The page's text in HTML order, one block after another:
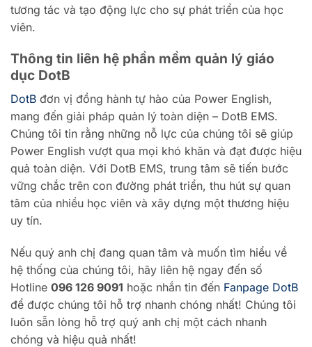
tương tác và tạo động lực cho sự phát triển của học
viên.
Thông tin liên hệ phần mềm quản lý giáo
dục DotB
DotB đơn vị đồng hành tự hào của Power English,
mang đến giải pháp quản lý toàn diện – DotB EMS.
Chúng tôi tin rằng những nỗ lực của chúng tôi sẽ giúp
Power English vượt qua mọi khó khăn và đạt được hiệu
quả toàn diện. Với DotB EMS, trung tâm sẽ tiến bước
vững chắc trên con đường phát triển, thu hút sự quan
tâm của nhiều học viên và xây dựng một thương hiệu
uy tín.
Nếu quý anh chị đang quan tâm và muốn tìm hiểu về
hệ thống của chúng tôi, hãy liên hệ ngay đến số
Hotline 096 126 9091 hoặc nhắn tin đến Fanpage DotB
để được chúng tôi hỗ trợ nhanh chóng nhất! Chúng tôi
luôn sẵn lòng hỗ trợ quý anh chị một cách nhanh
chóng và hiệu quả nhất!